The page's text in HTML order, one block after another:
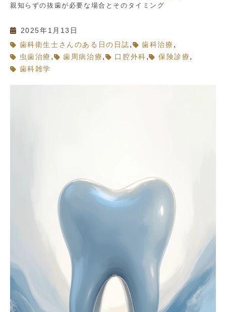
親知らずの抜歯が必要な場合とそのタイミング
2025年1月13日
歯科衛生士さんのある日の日誌 , 歯科治療 ,
虫歯治療 , 歯周病治療 , 口腔外科 , 保険診療 ,
歯科雑学